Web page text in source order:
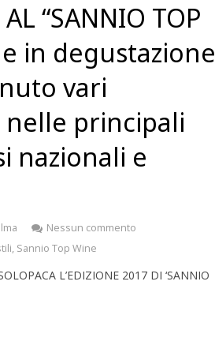
“SANNIO TOP
in degustazione
vari
principali
nazionali e
Nessun commento
, Sannio Top Wine
L’EDIZIONE 2017 DI ‘SANNIO